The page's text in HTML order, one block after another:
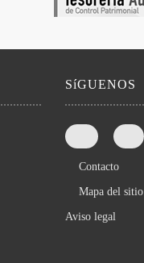
SíGUENOS
Contacto
Mapa del sitio
Aviso legal